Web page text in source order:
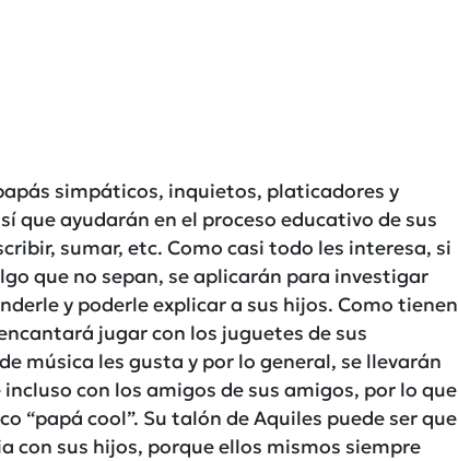
simpáticos, inquietos, platicadores y
que ayudarán en el proceso educativo de sus
sumar, etc. Como casi todo les interesa, si
que no sepan, se aplicarán para investigar
y poderle explicar a sus hijos. Como tienen
jugar con los juguetes de sus
música les gusta y por lo general, se llevarán
con los amigos de sus amigos, por lo que
“papá cool”. Su talón de Aquiles puede ser que
con sus hijos, porque ellos mismos siempre